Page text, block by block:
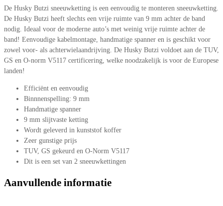
De Husky Butzi sneeuwketting is een eenvoudig te monteren sneeuwketting.
De Husky Butzi heeft slechts een vrije ruimte van 9 mm achter de band
nodig. Ideaal voor de moderne auto’s met weinig vrije ruimte achter de
band! Eenvoudige kabelmontage, handmatige spanner en is geschikt voor
zowel voor- als achterwielaandrijving. De Husky Butzi voldoet aan de TUV,
GS en O-norm V5117 certificering, welke noodzakelijk is voor de Europese
landen!
Efficiënt en eenvoudig
Binnnenspelling: 9 mm
Handmatige spanner
9 mm slijtvaste ketting
Wordt geleverd in kunststof koffer
Zeer gunstige prijs
TUV, GS gekeurd en O-Norm V5117
Dit is een set van 2 sneeuwkettingen
Aanvullende informatie